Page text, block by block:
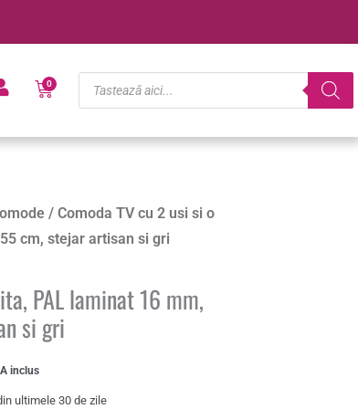
0
Cart
Products
search
/ Comoda TV cu 2 usi si o
cm, stejar artisan si gri
PAL laminat 16 mm,
si gri
lei.
inclus
ultimele 30 de zile